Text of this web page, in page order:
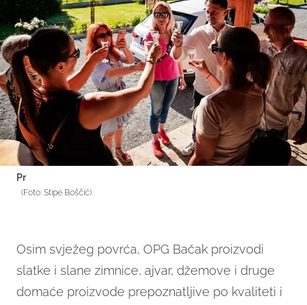
Pr
(Foto: Stipe Boščić)
Osim svježeg povrća, OPG Bačak proizvodi
slatke i slane zimnice, ajvar, džemove i druge
domaće proizvode prepoznatljive po kvaliteti i